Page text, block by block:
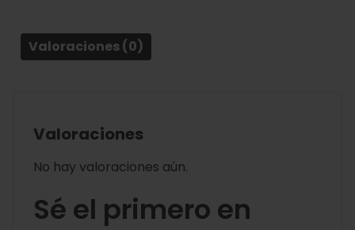
Valoraciones (0)
Valoraciones
No hay valoraciones aún.
Sé el primero en